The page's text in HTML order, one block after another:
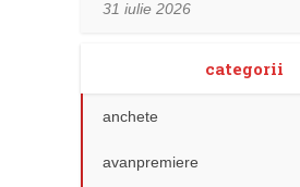
31 iulie 2026
categorii
anchete
avanpremiere